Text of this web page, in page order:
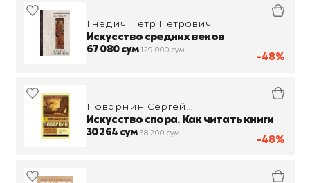
-48%
Гнедич Петр Петрович
Искусство средних веков
67 080 сум129 000 сум
-48%
Поварнин Сергей
Иннокентьевич
Искусство спора. Как читать книги
30 264 сум58 200 сум